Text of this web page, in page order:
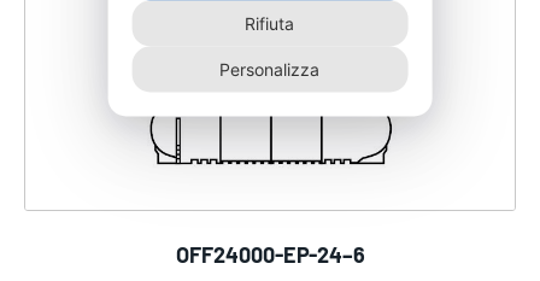
OFF24000-EP-24–6
Rifiuta
Personalizza